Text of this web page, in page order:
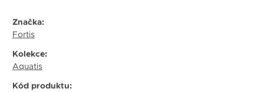
Značka:
Fortis
Kolekce:
Aquatis
Kód produktu: